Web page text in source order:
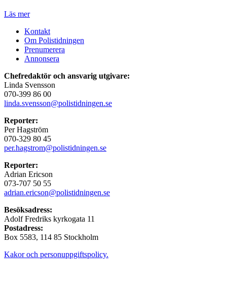
Läs mer
Kontakt
Om Polistidningen
Prenumerera
Annonsera
Chefredaktör och ansvarig utgivare:
Linda Svensson
070-399 86 00
linda.svensson@polistidningen.se
Reporter:
Per Hagström
070-329 80 45
per.hagstrom@polistidningen.se
Reporter:
Adrian Ericson
073-707 50 55
adrian.ericson@polistidningen.se
Besöksadress:
Adolf Fredriks kyrkogata 11
Postadress:
Box 5583, 114 85 Stockholm
Kakor och personuppgiftspolicy.